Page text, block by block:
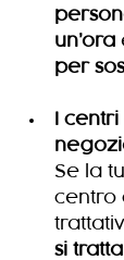
un’ora
per
I
Se la
centro
si